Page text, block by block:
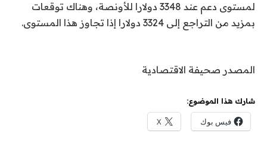
لمستوى دعم عند 3348 دولارا للأونصة، وهناك توقعات
بمزيد من التراجع إلى 3324 دولارا إذا تجاوز هذا المستوى.
المصدر صحيفة الاقتصادية
شارك هذا الموضوع:
فيس بوك X